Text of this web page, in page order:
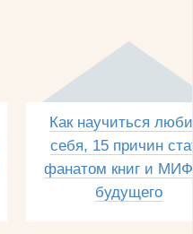
Как научиться
себя, 15 причин
фанатом книг и
будущего